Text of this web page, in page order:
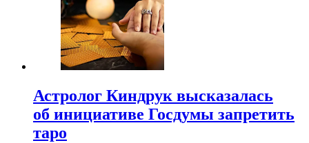
Астролог Киндрук высказалась
об инициативе Госдумы запретить
таро